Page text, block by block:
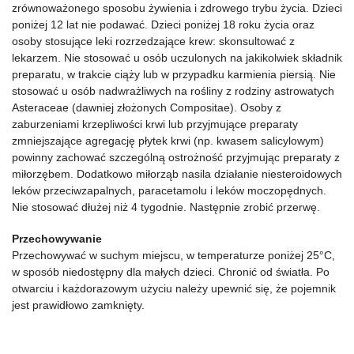
zrównoważonego sposobu żywienia i zdrowego trybu życia. Dzieci
poniżej 12 lat nie podawać. Dzieci poniżej 18 roku życia oraz
osoby stosujące leki rozrzedzające krew: skonsultować z
lekarzem. Nie stosować u osób uczulonych na jakikolwiek składnik
preparatu, w trakcie ciąży lub w przypadku karmienia piersią. Nie
stosować u osób nadwrażliwych na rośliny z rodziny astrowatych
Asteraceae (dawniej złożonych Compositae). Osoby z
zaburzeniami krzepliwości krwi lub przyjmujące preparaty
zmniejszające agregację płytek krwi (np. kwasem salicylowym)
powinny zachować szczególną ostrożność przyjmując preparaty z
miłorzębem. Dodatkowo miłorząb nasila działanie niesteroidowych
leków przeciwzapalnych, paracetamolu i leków moczopędnych.
Nie stosować dłużej niż 4 tygodnie. Następnie zrobić przerwę.
Przechowywanie
Przechowywać w suchym miejscu, w temperaturze poniżej 25°C,
w sposób niedostępny dla małych dzieci. Chronić od światła. Po
otwarciu i każdorazowym użyciu należy upewnić się, że pojemnik
jest prawidłowo zamknięty.